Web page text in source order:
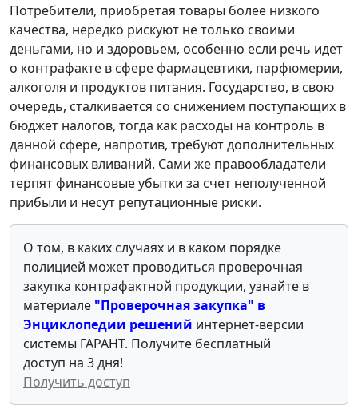
Потребители, приобретая товары более низкого
качества, нередко рискуют не только своими
деньгами, но и здоровьем, особенно если речь идет
о контрафакте в сфере фармацевтики, парфюмерии,
алкоголя и продуктов питания. Государство, в свою
очередь, сталкивается со снижением поступающих в
бюджет налогов, тогда как расходы на контроль в
данной сфере, напротив, требуют дополнительных
финансовых вливаний. Сами же правообладатели
терпят финансовые убытки за счет неполученной
прибыли и несут репутационные риски.
О том, в каких случаях и в каком порядке
полицией может проводиться проверочная
закупка контрафактной продукции, узнайте в
материале "Проверочная закупка" в
Энциклопедии решений интернет-версии
системы ГАРАНТ. Получите бесплатный
доступ на 3 дня!
Получить доступ